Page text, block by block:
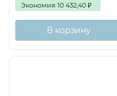
Экономия 10 432,40 ₽
В корзину